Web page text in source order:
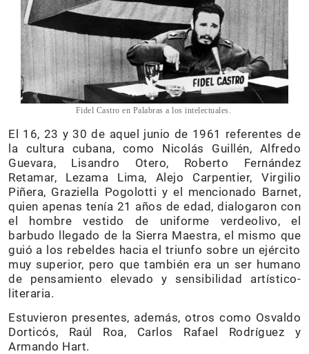
Fidel Castro en Palabras a los intelectuales.
El 16, 23 y 30 de aquel junio de 1961 referentes de
la cultura cubana, como Nicolás Guillén, Alfredo
Guevara, Lisandro Otero, Roberto Fernández
Retamar, Lezama Lima, Alejo Carpentier, Virgilio
Piñera, Graziella Pogolotti y el mencionado Barnet,
quien apenas tenía 21 años de edad, dialogaron con
el hombre vestido de uniforme verdeolivo, el
barbudo llegado de la Sierra Maestra, el mismo que
guió a los rebeldes hacia el triunfo sobre un ejército
muy superior, pero que también era un ser humano
de pensamiento elevado y sensibilidad artístico-
literaria.
Estuvieron presentes, además, otros como Osvaldo
Dorticós, Raúl Roa, Carlos Rafael Rodríguez y
Armando Hart.